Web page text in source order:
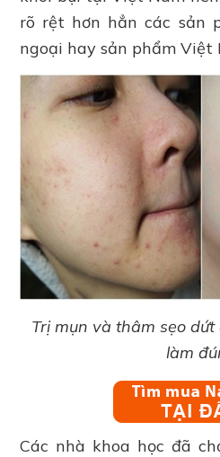
rõ rệt hơn hẳn các sản
ngoại hay sản phẩm Việt
Trị mụn và thâm sẹo
làm
Các nhà khoa học đã